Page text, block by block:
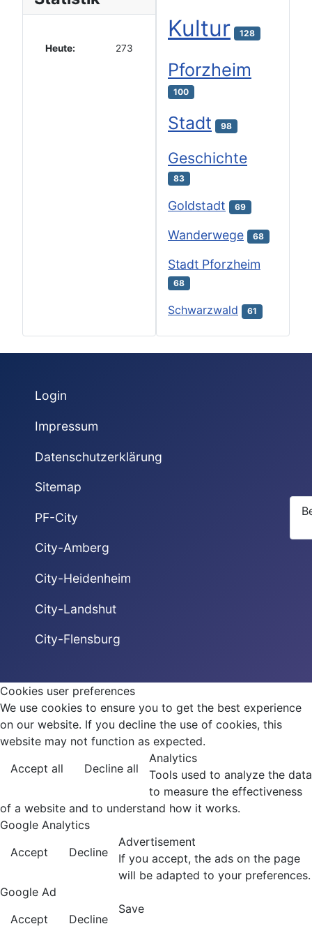
Heute: 273
Kultur 128
Pforzheim
100
Stadt 98
Geschichte
83
Goldstadt 69
Wanderwege 68
Stadt Pforzheim
68
Schwarzwald 61
Login
Impressum
Datenschutzerklärung
Sitemap
PF-City
City-Amberg
City-Heidenheim
City-Landshut
City-Flensburg
Cookies user preferences
We use cookies to ensure you to get the best experience
on our website. If you decline the use of cookies, this
website may not function as expected.
Accept all
Decline all
Analytics
Tools used to analyze the data
to measure the effectiveness
of a website and to understand how it works.
Google Analytics
Accept
Decline
Advertisement
If you accept, the ads on the page
will be adapted to your preferences.
Google Ad
Accept
Decline
Save